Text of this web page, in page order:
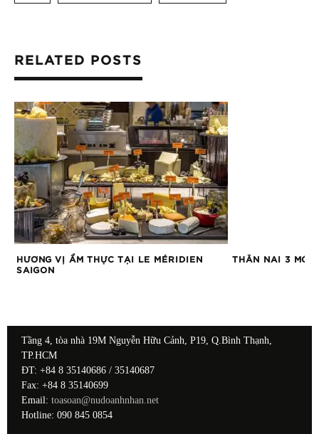
RELATED POSTS
HƯƠNG VỊ ẨM THỰC TẠI LE MÉRIDIEN
SAIGON
THĂN NAI 3 MÓN
Tầng 4, tòa nhà 19M Nguyễn Hữu Cảnh, P19, Q.Bình Thạnh,
TP.HCM
ĐT: +84 8 35140686 / 35140687
Fax: +84 8 35140699
Email: toasoan@nudoanhnhan.net
Hotline: 090 845 0854